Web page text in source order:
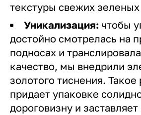
текстуры свежих зеленых
Уникализация: чтобы
достойно смотрелась на
подносах и
качество, мы внедрили
золотого тиснения.
придает упаковке
дороговизну и заставляет